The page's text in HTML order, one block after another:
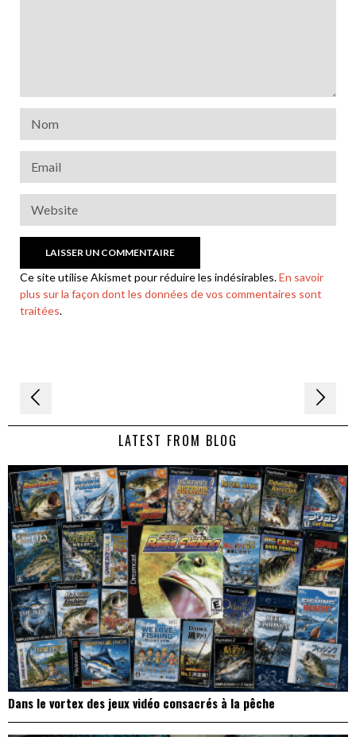
Ce site utilise Akismet pour réduire les indésirables.En savoir
plus sur la façon dont les données de vos commentaires sont
traitées.
Navigation
de LATEST FROM BLOG
Dans le vortex des jeux vidéo consacrés à la pêche